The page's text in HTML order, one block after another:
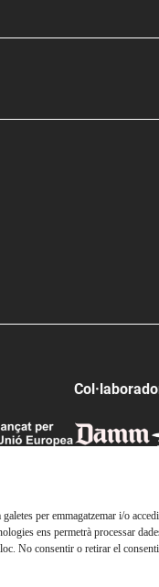
per emmagatzemar i/o
ens permetrà processar
No consentir o retirar el